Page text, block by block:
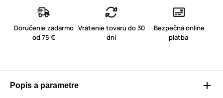
Doručenie zadarmo
od 75 €
Vrátenie tovaru do 30
dní
Bezpečná online
platba
Popis a parametre